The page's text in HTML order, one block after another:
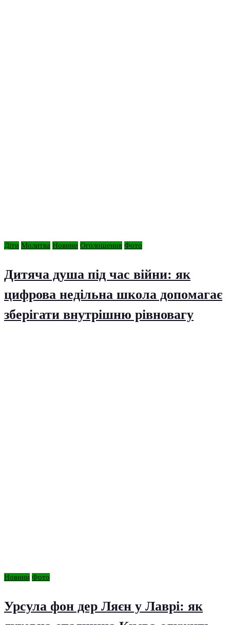
Діти Молитва Новини Оголошення Фото
Дитяча душа під час війни: як
цифрова недільна школа допомагає
зберігати внутрішню рівновагу
Новини Фото
Урсула фон дер Ляєн у Лаврі: як